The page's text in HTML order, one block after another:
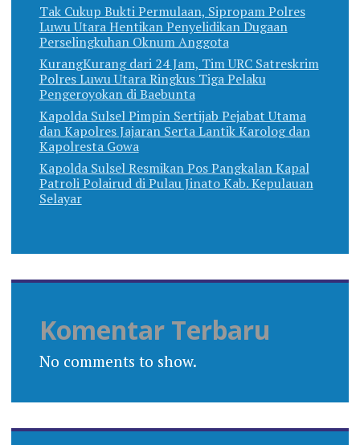
Tak Cukup Bukti Permulaan, Sipropam Polres
Luwu Utara Hentikan Penyelidikan Dugaan
Perselingkuhan Oknum Anggota
KurangKurang dari 24 Jam, Tim URC Satreskrim
Polres Luwu Utara Ringkus Tiga Pelaku
Pengeroyokan di Baebunta
Kapolda Sulsel Pimpin Sertijab Pejabat Utama
dan Kapolres Jajaran Serta Lantik Karolog dan
Kapolresta Gowa
Kapolda Sulsel Resmikan Pos Pangkalan Kapal
Patroli Polairud di Pulau Jinato Kab. Kepulauan
Selayar
Komentar Terbaru
No comments to show.